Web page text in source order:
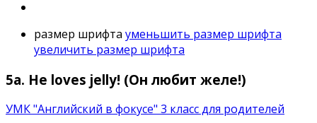
размер шрифта уменьшить размер шрифта
увеличить размер шрифта
5а. Не loves jelly! (Он любит желе!)
УМК "Английский в фокусе" 3 класс для родителей